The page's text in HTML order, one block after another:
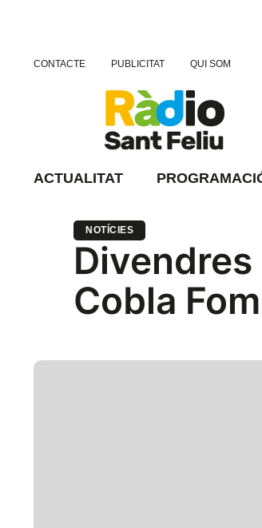
CONTACTE PUBLICITAT QUI SOM
ACTUALITAT
NOTÍCIES
Cobla